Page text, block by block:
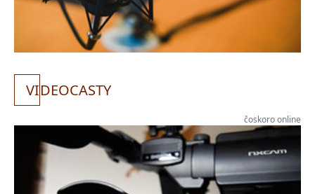
VIDEOCASTY
čoskoro online